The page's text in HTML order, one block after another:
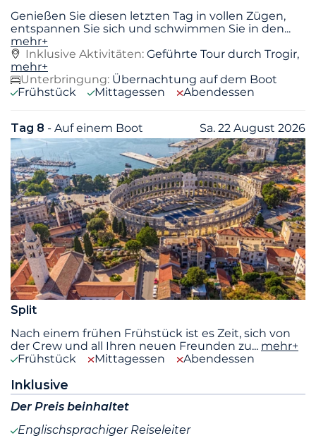
Genießen Sie diesen letzten Tag in vollen Zügen,
entspannen Sie sich und schwimmen Sie in den...
mehr+
Inklusive Aktivitäten: Geführte Tour durch Trogir,
mehr+
Unterbringung: Übernachtung auf dem Boot
Frühstück
Mittagessen Abendessen
Tag 8 - Auf einem Boot Sa. 22 August 2026
Split
Nach einem frühen Frühstück ist es Zeit, sich von
der Crew und all Ihren neuen Freunden zu... mehr+
Frühstück
Mittagessen Abendessen
Inklusive
Der Preis beinhaltet
Englischsprachiger Reiseleiter